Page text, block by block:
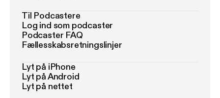
Til Podcastere
Log ind som podcaster
Podcaster FAQ
Fællesskabsretningslinjer
Lyt på iPhone
Lyt på Android
Lyt på nettet